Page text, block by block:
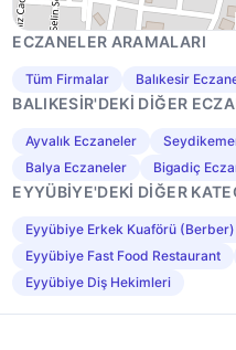
ECZANELER ARAMALARI
Tüm Firmalar Balıkesir
BALIKESIR'DEKI DIĞER
Ayvalık Eczaneler
Balya Eczaneler
Bigadiç
EYYÜBIYE'DEKI DIĞER
Eyyübiye Erkek Kuaförü (Berber)
Eyyübiye Fast Food Restaurant
Eyyübiye Diş Hekimleri